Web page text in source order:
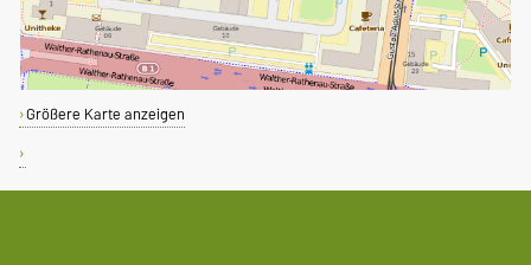
Größere Karte anzeigen